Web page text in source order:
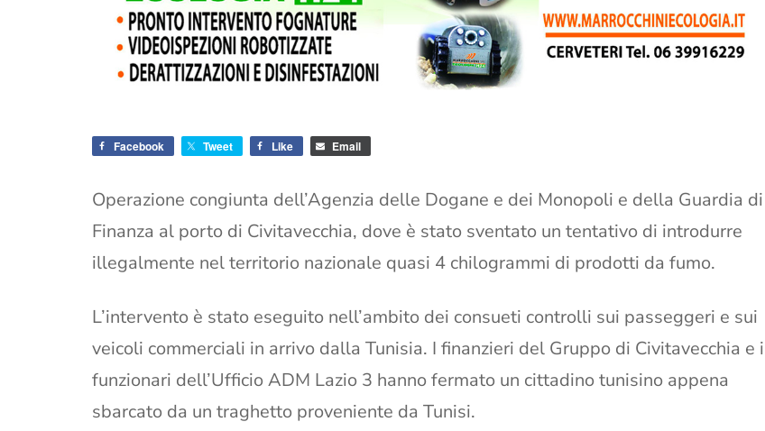
Facebook Tweet Like Email
Operazione congiunta dell’Agenzia delle Dogane e dei Monopoli e della Guardia di
Finanza al porto di Civitavecchia, dove è stato sventato un tentativo di introdurre
illegalmente nel territorio nazionale quasi 4 chilogrammi di prodotti da fumo.
L’intervento è stato eseguito nell’ambito dei consueti controlli sui passeggeri e sui
veicoli commerciali in arrivo dalla Tunisia. I finanzieri del Gruppo di Civitavecchia e i
funzionari dell’Ufficio ADM Lazio 3 hanno fermato un cittadino tunisino appena
sbarcato da un traghetto proveniente da Tunisi.